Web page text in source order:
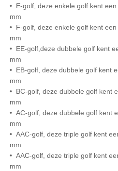
• E-golf, deze enkele golf kent
mm
• F-golf, deze enkele golf kent
mm
• EE-golf,deze dubbele golf kent
mm
• EB-golf, deze dubbele golf kent
mm
• BC-golf, deze dubbele golf kent
mm
• AC-golf, deze dubbele golf kent
mm
• AAC-golf, deze triple golf kent
mm
• AAC-golf, deze triple golf kent
mm